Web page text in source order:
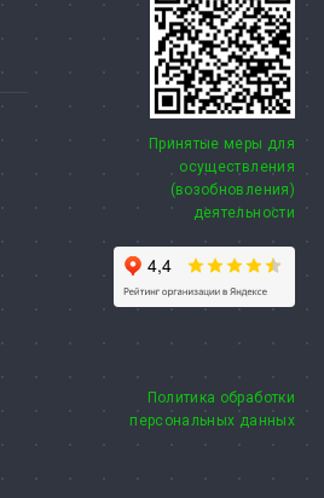
Принятые меры для
осуществления
(возобновления)
деятельности
Политика обработки
персональных данных